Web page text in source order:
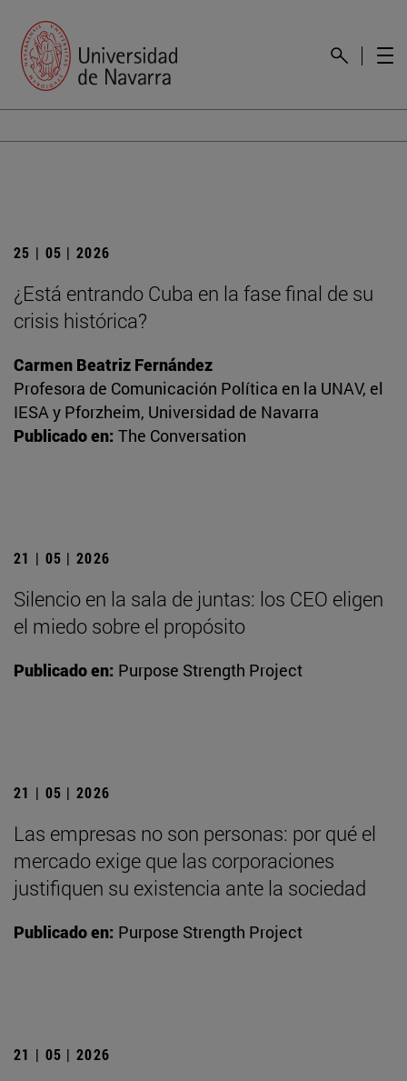
25 | 05 | 2026
¿Está entrando Cuba en la fase final de su
crisis histórica?
Carmen Beatriz Fernández
Profesora de Comunicación Política en la UNAV, el
IESA y Pforzheim, Universidad de Navarra
Publicado en: The Conversation
21 | 05 | 2026
Silencio en la sala de juntas: los CEO eligen
el miedo sobre el propósito
Publicado en: Purpose Strength Project
21 | 05 | 2026
Las empresas no son personas: por qué el
mercado exige que las corporaciones
justifiquen su existencia ante la sociedad
Publicado en: Purpose Strength Project
21 | 05 | 2026